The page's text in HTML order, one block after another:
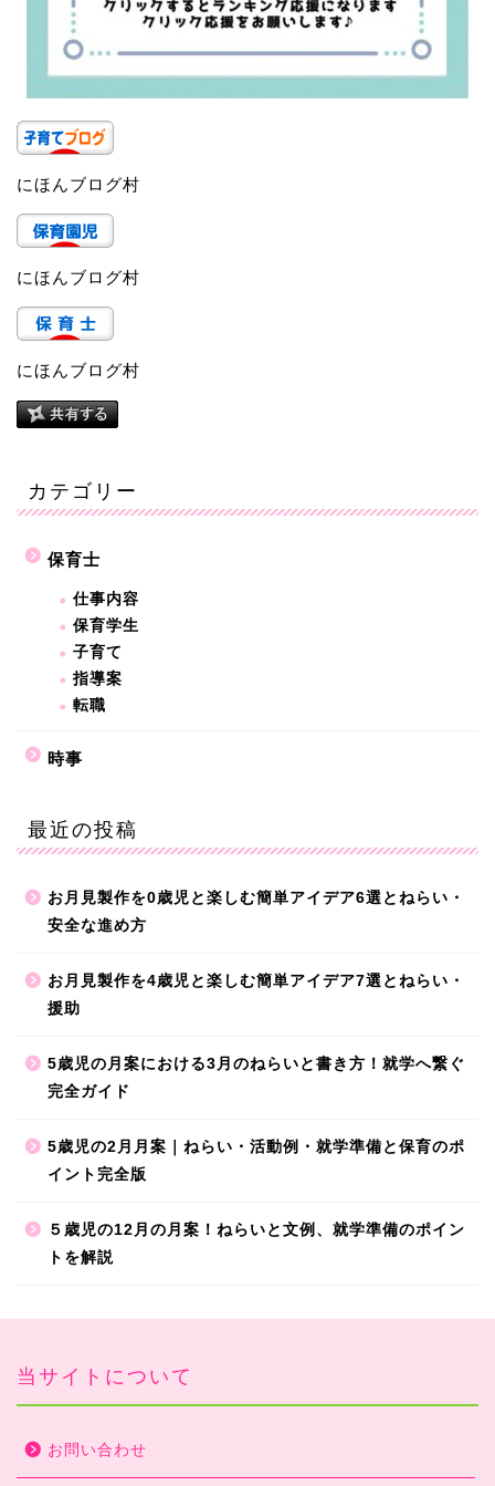
にほんブログ村
にほんブログ村
にほんブログ村
カテゴリー
保育士
仕事内容
保育学生
子育て
指導案
転職
時事
最近の投稿
お月見製作を0歳児と楽しむ簡単アイデア6選とねらい・
安全な進め方
お月見製作を4歳児と楽しむ簡単アイデア7選とねらい・
援助
5歳児の月案における3月のねらいと書き方！就学へ繋ぐ
完全ガイド
5歳児の2月月案｜ねらい・活動例・就学準備と保育のポ
イント完全版
５歳児の12月の月案！ねらいと文例、就学準備のポイン
トを解説
当サイトについて
お問い合わせ